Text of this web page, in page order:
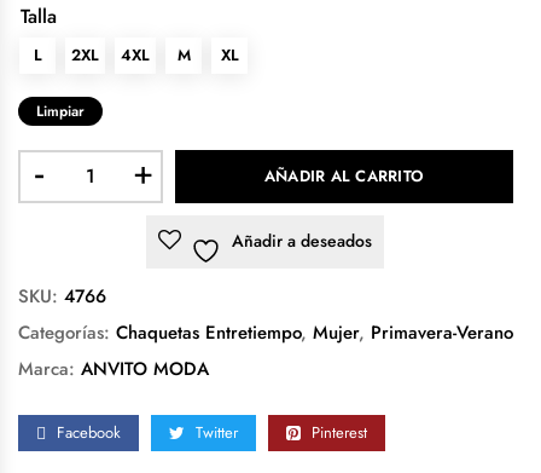
Talla
L 2XL 4XL M XL
Limpiar
- + AÑADIR AL CARRITO
Añadir a deseados
SKU: 4766
Categorías: Chaquetas Entretiempo, Mujer, Primavera-Verano
Marca: ANVITO MODA
Facebook Twitter Pinterest